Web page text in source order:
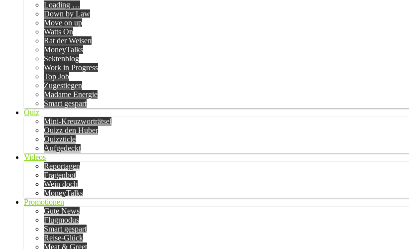
Loading …
Down by Law
Move on up
Watts On
Rat der Weisen
MoneyTalks
Sektenblog
Work in Progress
Top Job
Zugestiegen
Madame Energie
Smart gespart
Quiz
Mini-Kreuzworträtsel
Quizz den Huber
Quizzticle
Aufgedeckt
Videos
Reportagen
Fragenbot
Wein doch
MoneyTalks
Promotionen
Gute News
Flugmodus
Smart gespart
Reise-Glück
Meat & Greet